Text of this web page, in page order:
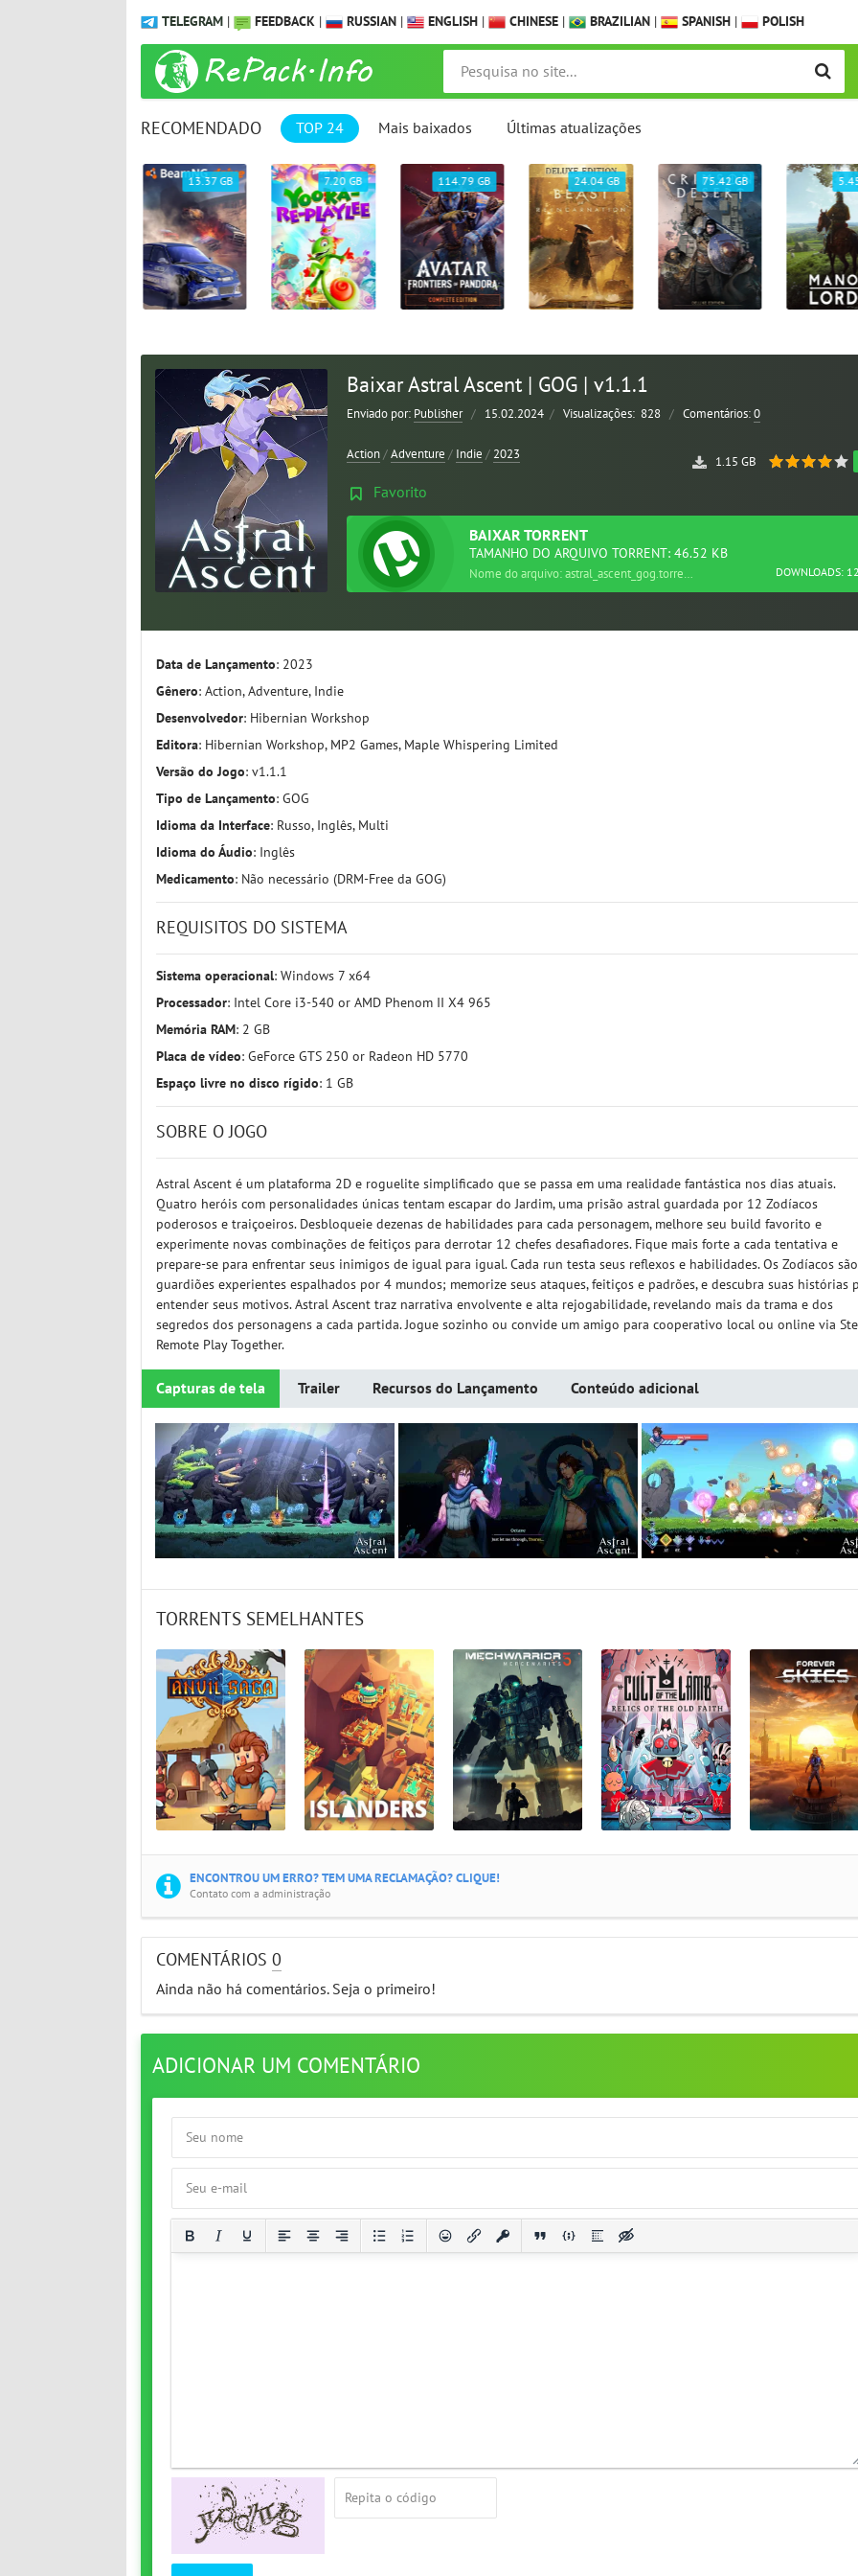
TELEGRAM | FEEDBACK | RUSSIAN | ENGLISH | CHINESE | BRAZILIAN | SPANISH | POLISH
RECOMENDADO TOP 24 Mais baixados Últimas atualizações
13.37 GB 7.20 GB 114.79 GB 24.04 GB 75.42 GB
Baixar Astral Ascent | GOG | v1.1.1
Enviado por: Publisher / 15.02.2024 / Visualizações: 828 / Comentários:0
1.15 GB
Action/Adventure / Indie / 2023
Favorito
BAIXAR TORRENT
TAMANHO DO ARQUIVO TORRENT: 46.52 KB
DOWNLOADS:
Nome do arquivo: astral_ascent_gog.torrent
Data de Lançamento: 2023
Gênero: Action, Adventure, Indie
Desenvolvedor: Hibernian Workshop
Editora: Hibernian Workshop, MP2 Games, Maple Whispering Limited
Versão do Jogo: v1.1.1
Tipo de Lançamento: GOG
Idioma da Interface: Russo, Inglês, Multi
Idioma do Áudio: Inglês
Medicamento: Não necessário (DRM-Free da GOG)
REQUISITOS DO SISTEMA
Sistema operacional: Windows 7 x64
Processador: Intel Core i3-540 or AMD Phenom II X4 965
Memória RAM: 2 GB
Placa de vídeo: GeForce GTS 250 or Radeon HD 5770
Espaço livre no disco rígido: 1 GB
SOBRE O JOGO
Astral Ascent é um plataforma 2D e roguelite simplificado que se passa em uma realidade fantástica nos dias atuais.
Quatro heróis com personalidades únicas tentam escapar do Jardim, uma prisão astral guardada por 12 Zodíacos
poderosos e traiçoeiros. Desbloqueie dezenas de habilidades para cada personagem, melhore seu build favorito e
experimente novas combinações de feitiços para derrotar 12 chefes desafiadores. Fique mais forte a cada tentativa e
prepare-se para enfrentar seus inimigos de igual para igual. Cada run testa seus reflexos e habilidades. Os Zodíacos
guardiões experientes espalhados por 4 mundos; memorize seus ataques, feitiços e padrões, e descubra suas histórias
entender seus motivos. Astral Ascent traz narrativa envolvente e alta rejogabilidade, revelando mais da trama e dos
segredos dos personagens a cada partida. Jogue sozinho ou convide um amigo para cooperativo local ou online via
Remote Play Together.
Capturas de tela Trailer Recursos do Lançamento Conteúdo adicional
TORRENTS SEMELHANTES
ENCONTROU UM ERRO? TEM UMA RECLAMAÇÃO? CLIQUE!
Contato com a administração
COMENTÁRIOS 0
Ainda não há comentários. Seja o primeiro!
ADICIONAR UM COMENTÁRIO